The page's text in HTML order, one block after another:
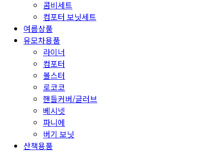
콤비세트
컴포터 보닛세트
여름상품
유모차용품
라이너
컴포터
볼스터
로코코
핸들커버/글러브
베시넷
파니에
버기 보닛
산책용품